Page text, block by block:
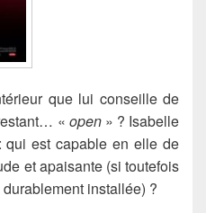
que lui conseille de
« open» ? Isabelle
est capable en elle de
et apaisante (si toutefois
installée) ?